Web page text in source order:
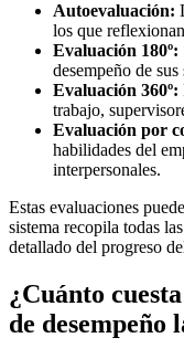
Autoevaluación:
los que
Evaluación 180º:
desempeño de
Evaluación 360º:
trabajo,
Evaluación por
habilidades del
interpersonales.
Estas evaluaciones
sistema recopila todas
detallado del progreso
¿Cuánto
de desempeño